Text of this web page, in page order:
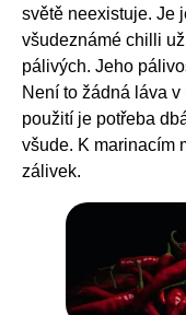
světě neexistuje. Je
všudeznámé chilli
pálivých. Jeho
Není to žádná láva
použití je potřeba
všude. K marinacím
zálivek.